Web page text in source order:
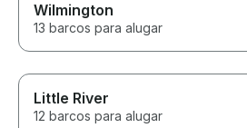
Wilmington
13 barcos para alugar
Little River
12 barcos para alugar